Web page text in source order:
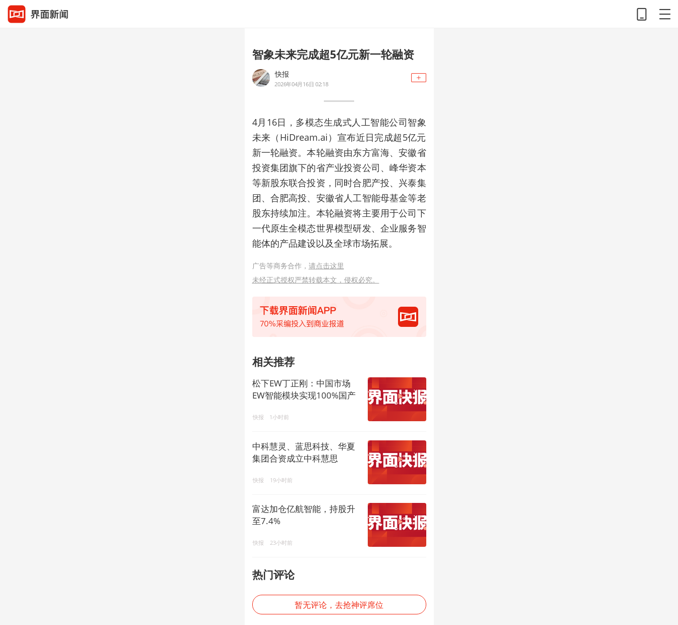
智象未来完成超5亿元新一轮融资
快报
2026年04月16日 02:18
4月16日，多模态生成式人工智能公司智象
未来（HiDream.ai）宣布近日完成超5亿元
新一轮融资。本轮融资由东方富海、安徽省
投资集团旗下的省产业投资公司、峰华资本
等新股东联合投资，同时合肥产投、兴泰集
团、合肥高投、安徽省人工智能母基金等老
股东持续加注。本轮融资将主要用于公司下
一代原生全模态世界模型研发、企业服务智
能体的产品建设以及全球市场拓展。
广告等商务合作， 请点击这里
未经正式授权严禁转载本文，侵权必究。
相关推荐
松下EW丁正刚：中国市场
EW智能模块实现100%国产
快报 1小时前
中科慧灵、蓝思科技、华夏
集团合资成立中科慧思
快报 19小时前
富达加仓亿航智能，持股升
至7.4%
快报 23小时前
热门评论
暂无评论，去抢神评席位